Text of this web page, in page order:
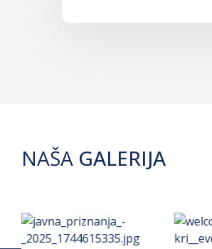
NAŠA GALERIJA